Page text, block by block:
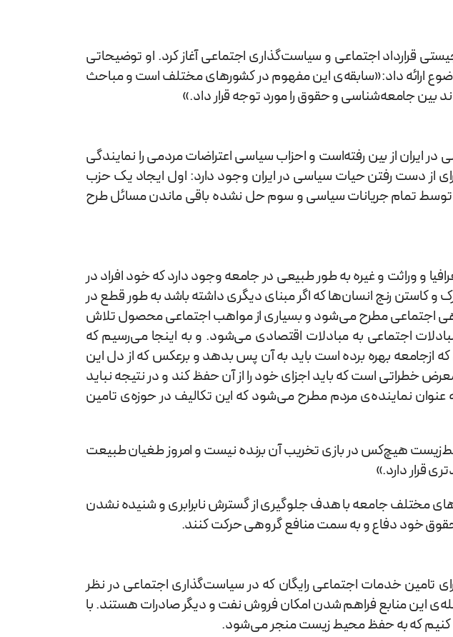
قرارداد اجتماعی و سیاست‌گذاری اجتماعی آغاز کرد. او توضیحاتی
ارائه داد:«سابقه‌ی این مفهوم در کشورهای مختلف است و مباحث
بین جامعه‌شناسی و حقوق را مورد توجه قرار داد.»
ایران از بین رفته‌است و احزاب سیاسی اعتراضات مردمی را نمایندگی
از دست رفتن حیات سیاسی در ایران وجود دارد: اول ایجاد یک حزب
توسط تمام جریانات سیاسی و سوم حل نشده باقی ماندن مسائل طرح
و وراثت و غیره به طور طبیعی در جامعه وجود دارد که خود افراد در
و کاستن رنج انسان‌ها که اگر مبنای دیگری داشته باشد به طور قطع در
اجتماعی مطرح می‌شود و بسیاری از مواهب اجتماعی محصول تلاش
اجتماعی به مبادلات اقتصادی می‌شود. و به اینجا می‌رسیم که
ازجامعه بهره برده است باید به آن پس بدهد و برعکس که از دل این
خطراتی است که باید اجزای خود را از آن حفظ کند و در نتیجه نباید
عنوان نماینده‌ی مردم مطرح می‌شود که این تکالیف در حوزه‌ی تامین
هیچ‌کس در بازی تخریب آن برنده نیست و امروز طغیان طبیعت
قرار دارد.»
مختلف جامعه با هدف جلوگیری از گسترش نابرابری و شنیده نشدن
حقوق خود دفاع و به سمت منافع گروهی حرکت کنند.
تامین خدمات اجتماعی رایگان که در سیاست‌گذاری اجتماعی در نظر
این منابع فراهم شدن امکان فروش نفت و دیگر صادرات هستند. با
کنیم که به حفظ محیط زیست منجر می‌شود.